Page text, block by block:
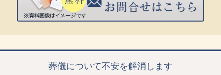
葬儀について不安を解消します